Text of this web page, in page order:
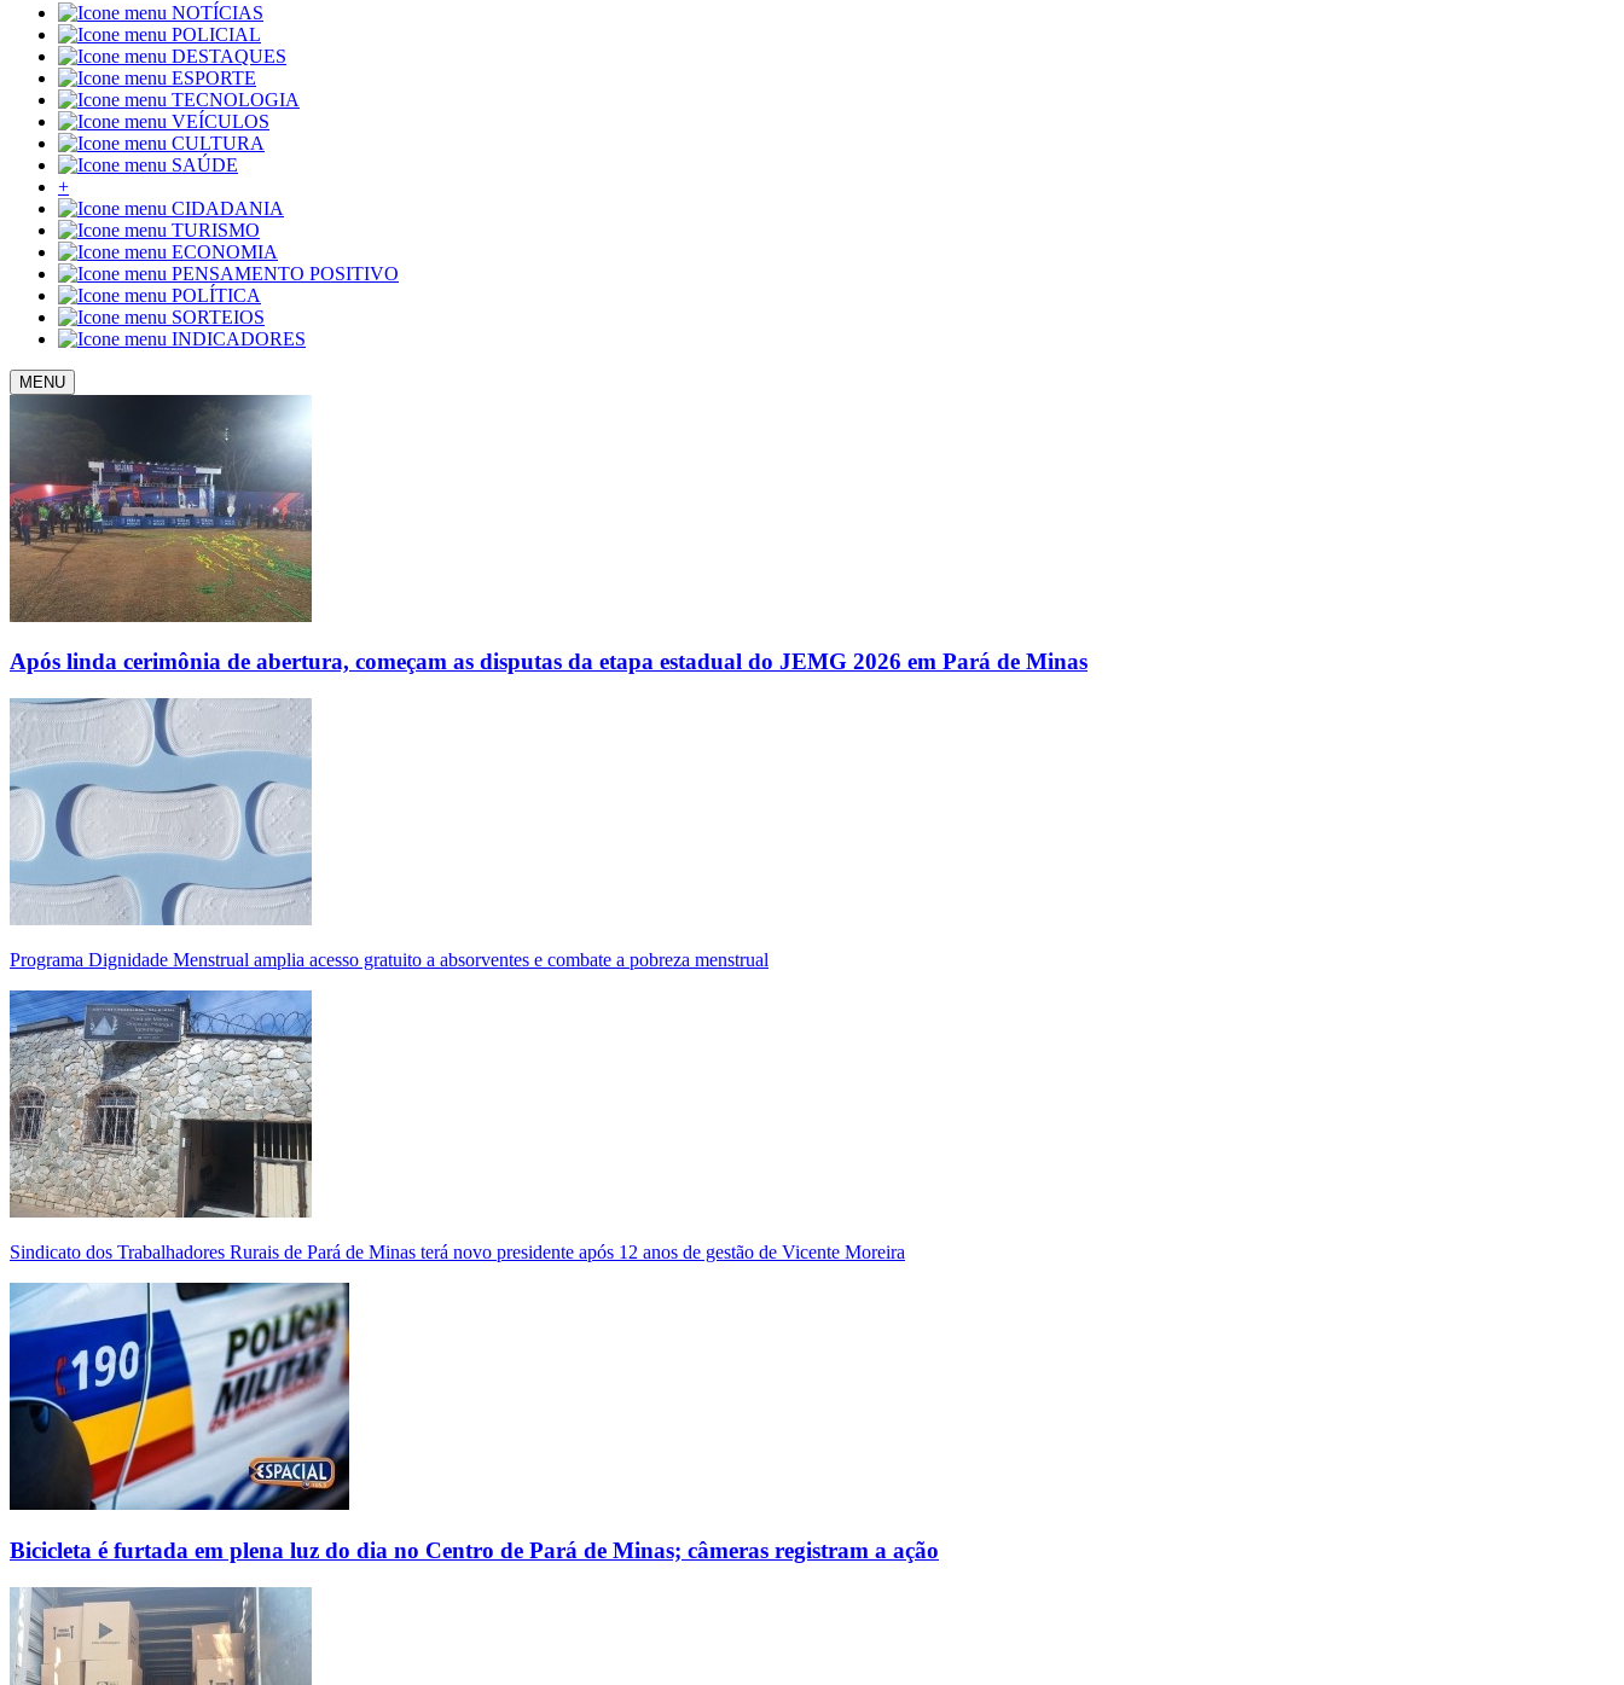
NOTÍCIAS
POLICIAL
DESTAQUES
ESPORTE
TECNOLOGIA
VEÍCULOS
CULTURA
SAÚDE
+
CIDADANIA
TURISMO
ECONOMIA
PENSAMENTO POSITIVO
POLÍTICA
SORTEIOS
INDICADORES
MENU
Após linda cerimônia de abertura, começam as disputas da etapa estadual do JEMG 2026 em Pará de Minas
Programa Dignidade Menstrual amplia acesso gratuito a absorventes e combate a pobreza menstrual
Sindicato dos Trabalhadores Rurais de Pará de Minas terá novo presidente após 12 anos de gestão de Vicente Moreira
Bicicleta é furtada em plena luz do dia no Centro de Pará de Minas; câmeras registram a ação